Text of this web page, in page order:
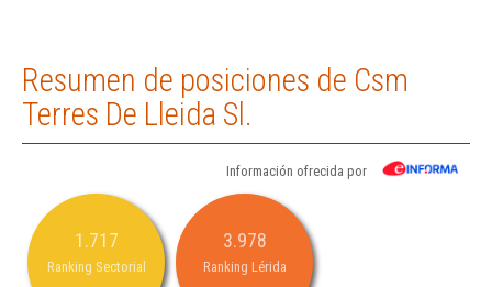
Resumen de posiciones de Csm
Terres De Lleida Sl.
Información ofrecida por
1.717
Ranking Sectorial
3.978
Ranking Lérida